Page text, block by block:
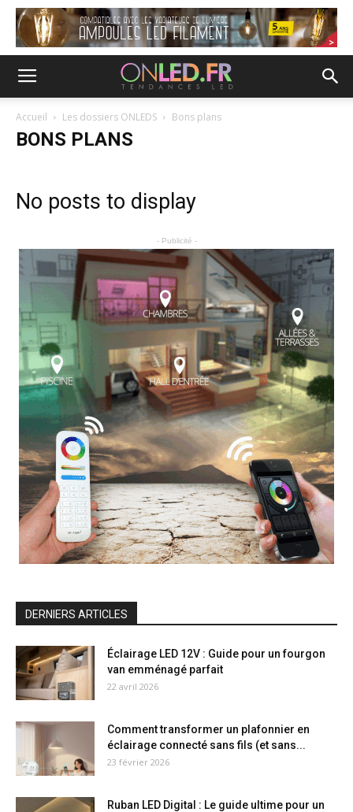
Accueil Les dossiers ONLEDS Bons plans
BONS PLANS
No posts to display
- Publicité -
DERNIERS ARTICLES
Éclairage LED 12V : Guide pour un fourgon
van emménagé parfait
22 avril 2026
Comment transformer un plafonnier en
éclairage connecté sans fils (et sans...
23 février 2026
Ruban LED Digital : Le guide ultime pour un